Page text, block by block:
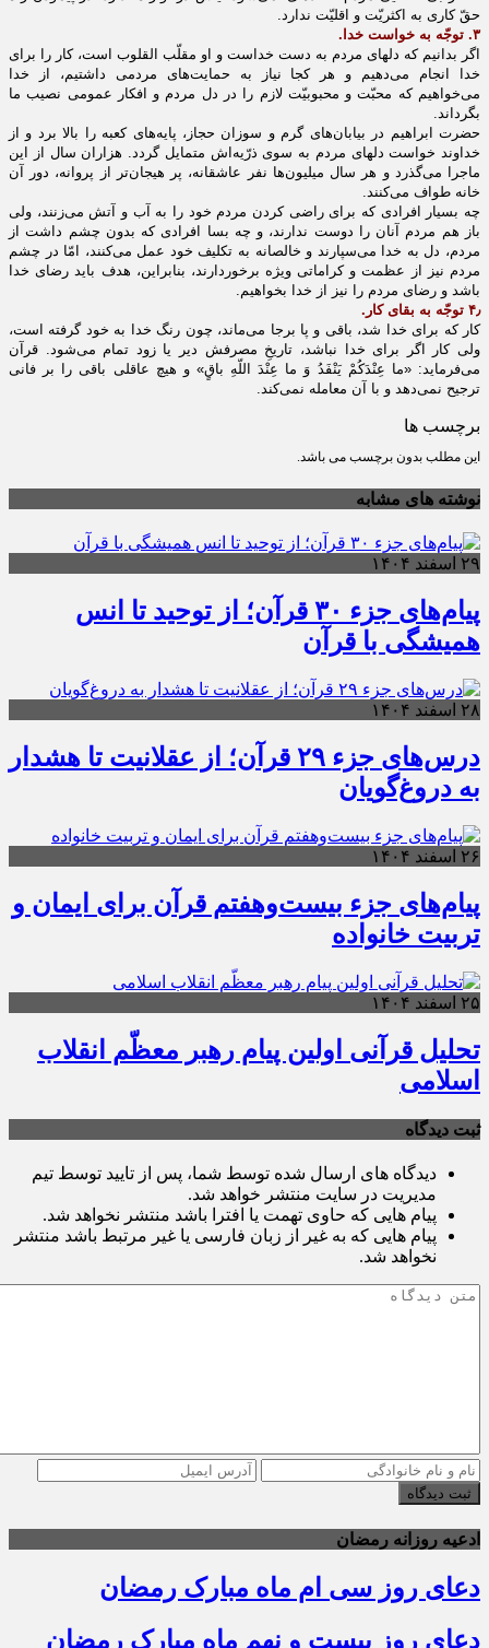
حقّ کارى به اکثریّت و اقلیّت ندارد.
۳. توجّه به خواست خدا.
اگر بدانیم که دلهاى مردم به دست خداست و او مقلّب القلوب است، کار را براى
خدا انجام مى‌دهیم و هر کجا نیاز به حمایت‌هاى مردمى داشتیم، از خدا
مى‌خواهیم که محبّت و محبوبیّت لازم را در دل مردم و افکار عمومى نصیب ما
بگرداند.
حضرت ابراهیم در بیابان‌هاى گرم و سوزان حجاز، پایه‌هاى کعبه را بالا برد و از
خداوند خواست دلهاى مردم به سوى ذرّیه‌اش متمایل گردد. هزاران سال از این
ماجرا مى‌گذرد و هر سال میلیون‌ها نفر عاشقانه، پر هیجان‌تر از پروانه، دور آن
خانه طواف مى‌کنند.
چه بسیار افرادى که براى راضى کردن مردم خود را به آب و آتش مى‌زنند، ولى
باز هم مردم آنان را دوست ندارند، و چه بسا افرادى که بدون چشم داشت از
مردم، دل به خدا مى‌سپارند و خالصانه به تکلیف خود عمل مى‌کنند، امّا در چشم
مردم نیز از عظمت و کراماتى ویژه برخوردارند، بنابراین، هدف باید رضاى خدا
باشد و رضاى مردم را نیز از خدا بخواهیم.
۴٫ توجّه به بقاى کار.
کار که براى خدا شد، باقى و پا برجا مى‌ماند، چون رنگ خدا به خود گرفته است،
ولی کار اگر براى خدا نباشد، تاریخِ مصرفش دیر یا زود تمام مى‌شود. قرآن
مى‌فرماید: «ما عِنْدَکُمْ یَنْفَدُ وَ ما عِنْدَ اللّهِ باقٍ» و هیچ عاقلى باقى را بر فانى
ترجیح نمى‌دهد و با آن معامله نمى‌کند.
برچسب ها
این مطلب بدون برچسب می باشد.
نوشته های مشابه
۲۹ اسفند ۱۴۰۴
پیام‌های جزء ۳۰ قرآن؛ از توحید تا انس
همیشگی با قرآن
۲۸ اسفند ۱۴۰۴
درس‌های جزء ۲۹ قرآن؛ از عقلانیت تا هشدار
به دروغ‌گویان
۲۶ اسفند ۱۴۰۴
پیام‌های جزء بیست‌وهفتم قرآن برای ایمان و
تربیت خانواده
۲۵ اسفند ۱۴۰۴
تحلیل قرآنی اولین پیام رهبر معظّم انقلاب
اسلامی
ثبت دیدگاه
دیدگاه های ارسال شده توسط شما، پس از تایید توسط تیم
مدیریت در سایت منتشر خواهد شد.
پیام هایی که حاوی تهمت یا افترا باشد منتشر نخواهد شد.
پیام هایی که به غیر از زبان فارسی یا غیر مرتبط باشد منتشر
نخواهد شد.
ثبت دیدگاه
ادعیه روزانه رمضان
دعای روز سی ام ماه مبارک رمضان
دعای روز بیست و نهم ماه مبارک رمضان